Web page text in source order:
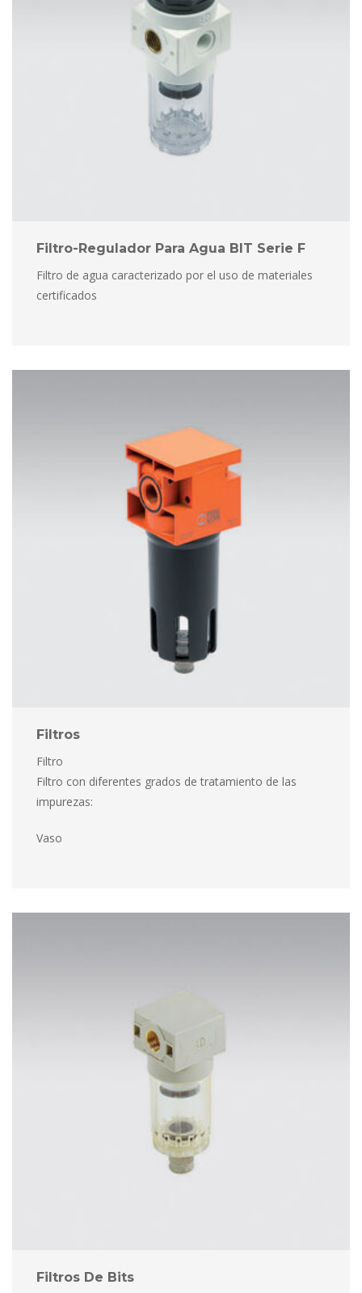
Filtro-Regulador Para Agua BIT Serie F
Filtro de agua caracterizado por el uso de materiales
certificado
Filtro
Filtro
Filtro con diferentes grados de tratamiento de las
impurezas:
Vaso
Filtros De Bit